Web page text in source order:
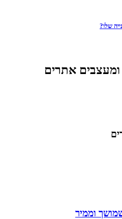
שלו?
ומעצבים אתרים
וממיר